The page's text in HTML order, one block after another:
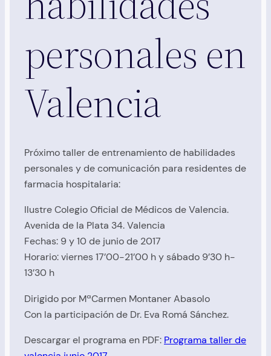
personales en
Valencia
Próximo taller de entrenamiento de habilidades
personales y de comunicación para residentes de
farmacia hospitalaria:
Ilustre Colegio Oficial de Médicos de Valencia.
Avenida de la Plata 34. Valencia
Fechas: 9 y 10 de junio de 2017
Horario: viernes 17’00-21’00 h y sábado 9’30 h-
13’30 h
Dirigido por MªCarmen Montaner Abasolo
Con la participación de Dr. Eva Romá Sánchez.
Descargar el programa en PDF: Programa taller de